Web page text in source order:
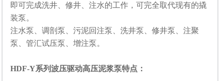
即可完成洗井、修井、注水的工作，可完全取代现有的撬
装泵。
注水泵、调剖泵、污泥回注泵、洗井泵、修井泵、注聚
泵、管汇试压泵、增注泵。
HDF-Y系列波压驱动高压泥浆泵特点：